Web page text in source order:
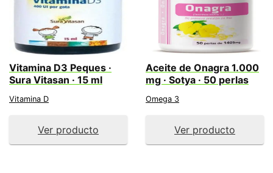
Vitamina D3 Peques ·
Sura Vitasan · 15 ml
Vitamina D
Ver producto
Aceite de Onagra 1.000
mg · Sotya · 50 perlas
Omega 3
Ver producto